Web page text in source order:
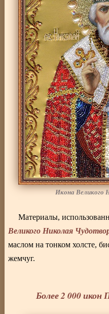
Икона Великого
Материалы,
Великого Николая
маслом на тонком холсте,
жемчуг.
Более 2 000 икон